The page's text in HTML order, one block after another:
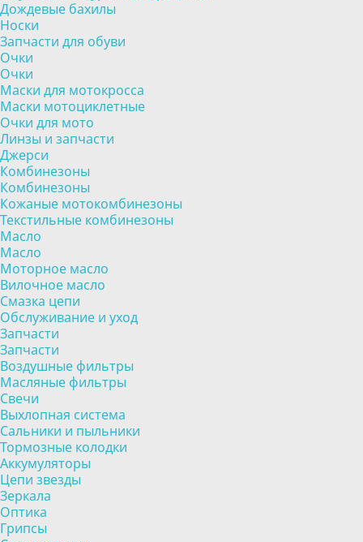
Дождевые бахилы
Носки
Запчасти для обуви
Очки
Очки
Маски для мотокросса
Маски мотоциклетные
Очки для мото
Линзы и запчасти
Джерси
Комбинезоны
Комбинезоны
Кожаные мотокомбинезоны
Текстильные комбинезоны
Масло
Масло
Моторное масло
Вилочное масло
Смазка цепи
Обслуживание и уход
Запчасти
Запчасти
Воздушные фильтры
Масляные фильтры
Свечи
Выхлопная система
Сальники и пыльники
Тормозные колодки
Аккумуляторы
Цепи звезды
Зеркала
Оптика
Грипсы